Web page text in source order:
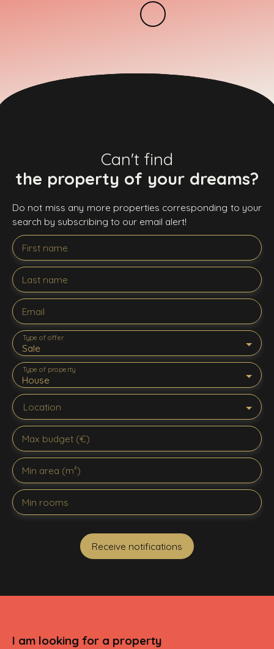
Can't find
the property of your dreams?
Do not miss any more properties corresponding to your
search by subscribing to our email alert!
First name
Last name
Email
Sale
Type of offer
House
Type of property
Location
Max budget (€)
Min area (m²)
Min rooms
Receive notifications
I am looking for a property